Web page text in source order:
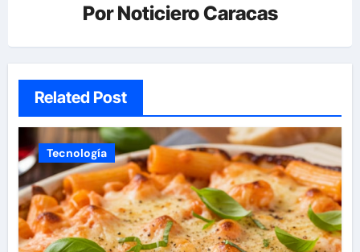
PorNoticiero Caracas
Related Post
Tecnología